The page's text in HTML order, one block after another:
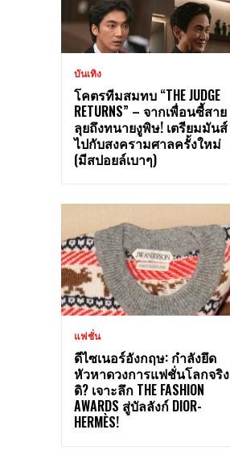
บันเทิง
โคตรทีมสมทบ “THE JUDGE
RETURNS” – จากเพื่อนซี้สาย
ลุยถึงทนายงูพิษ! เตรียมมันส์
ไปกับสงครามศาลครั้งใหม่
(มีสปอยล์เบาๆ)
แฟชั่น
ดีไซเนอร์อังกฤษ: กำลังยึด
หัวหาดวงการแฟชั่นโลกจริง
ดิ? เจาะลึก THE FASHION
AWARDS สู่บัลลังก์ DIOR-
HERMÈS!